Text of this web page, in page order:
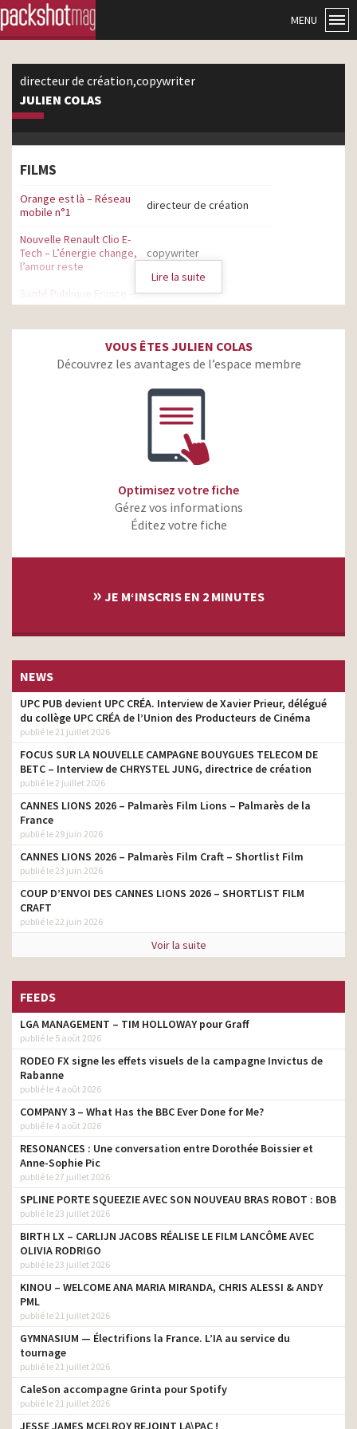
MENU
directeur de création,copywriter
JULIEN COLAS
FILMS
Orange est là – Réseau
mobile n°1
directeur de création
Nouvelle Renault Clio E-
Tech – L’énergie change,
l’amour reste
copywriter
Santé Publique France –
La bonne santé n’a rien à
directeur de création
Renault – ElectriCity –
Made of France
copywriter
copywriter
copywriter
copywriter
copywriter
Écouter Voir – Optique &
copywriter
Bjorg – La nouvelle
et 100% végétale
Bjorg – Gamme veggie bio
au rayon frais
Bjorg – Le bureau –
Doypacks veggie
copywriter
Bjorg – Le petit déjeuner –
Muesli
Bjorg – Le changement
Lait d’amandes
Lire la suite
VOUS ÊTES JULIEN COLAS
Découvrez les avantages de l’espace membre
Optimisez votre fiche
Gérez vos informations
Éditez votre fiche
» JE M‘INSCRIS EN 2 MINUTES
NEWS
UPC PUB devient UPC CRÉA. Interview de Xavier Prieur, délégué
du collège UPC CRÉA de l’Union des Producteurs de Cinéma
publié le 21 juillet 2026
FOCUS SUR LA NOUVELLE CAMPAGNE BOUYGUES TELECOM DE
BETC – Interview de CHRYSTEL JUNG, directrice de création
publié le 2 juillet 2026
CANNES LIONS 2026 – Palmarès Film Lions – Palmarès de la
France
publié le 29 juin 2026
CANNES LIONS 2026 – Palmarès Film Craft – Shortlist Film
publié le 23 juin 2026
COUP D’ENVOI DES CANNES LIONS 2026 – SHORTLIST FILM
CRAFT
publié le 22 juin 2026
Voir la suite
FEEDS
LGA MANAGEMENT – TIM HOLLOWAY pour Graff
publié le 5 août 2026
RODEO FX signe les effets visuels de la campagne Invictus de
Rabanne
publié le 4 août 2026
COMPANY 3 – What Has the BBC Ever Done for Me?
publié le 4 août 2026
RESONANCES : Une conversation entre Dorothée Boissier et
Anne-Sophie Pic
publié le 27 juillet 2026
SPLINE PORTE SQUEEZIE AVEC SON NOUVEAU BRAS ROBOT : BOB
publié le 23 juillet 2026
BIRTH LX – CARLIJN JACOBS RÉALISE LE FILM LANCÔME AVEC
OLIVIA RODRIGO
publié le 23 juillet 2026
KINOU – WELCOME ANA MARIA MIRANDA, CHRIS ALESSI & ANDY
PML
publié le 21 juillet 2026
GYMNASIUM — Électrifions la France. L’IA au service du
tournage
publié le 21 juillet 2026
CaleSon accompagne Grinta pour Spotify
publié le 21 juillet 2026
JESSE JAMES MCELROY REJOINT LA\PAC !